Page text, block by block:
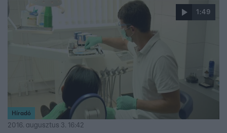
ennek egyik oka, hogy a XXI. század talán legfontosabb és
leggyorsabban fejlődő szakmáját XX. századi, tehát
sokszorosan elavult módszerekkel tanítják.
1:49
Híradó
2016. augusztus 3. 16:42